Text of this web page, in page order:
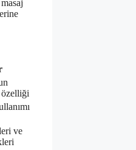
özelliği
ve